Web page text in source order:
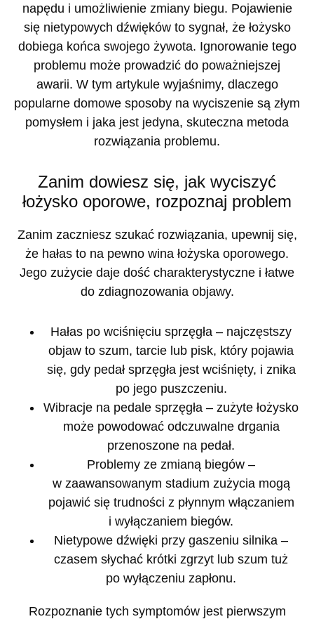
napędu i umożliwienie zmiany biegu. Pojawienie
się nietypowych dźwięków to sygnał, że łożysko
dobiega końca swojego żywota. Ignorowanie tego
problemu może prowadzić do poważniejszej
awarii. W tym artykule wyjaśnimy, dlaczego
popularne domowe sposoby na wyciszenie są złym
pomysłem i jaka jest jedyna, skuteczna metoda
rozwiązania problemu.
Zanim dowiesz się, jak wyciszyć
łożysko oporowe, rozpoznaj problem
Zanim zaczniesz szukać rozwiązania, upewnij się,
że hałas to na pewno wina łożyska oporowego.
Jego zużycie daje dość charakterystyczne i łatwe
do zdiagnozowania objawy.
Hałas po wciśnięciu sprzęgła – najczęstszy
objaw to szum, tarcie lub pisk, który pojawia
się, gdy pedał sprzęgła jest wciśnięty, i znika
po jego puszczeniu.
Wibracje na pedale sprzęgła – zużyte łożysko
może powodować odczuwalne drgania
przenoszone na pedał.
Problemy ze zmianą biegów –
w zaawansowanym stadium zużycia mogą
pojawić się trudności z płynnym włączaniem
i wyłączaniem biegów.
Nietypowe dźwięki przy gaszeniu silnika –
czasem słychać krótki zgrzyt lub szum tuż
po wyłączeniu zapłonu.
Rozpoznanie tych symptomów jest pierwszym